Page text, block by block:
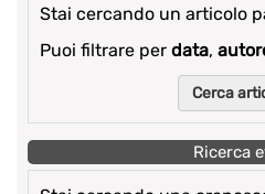
Stai cercando un articolo
Puoi filtrare per data,
Cerca
Ricerca